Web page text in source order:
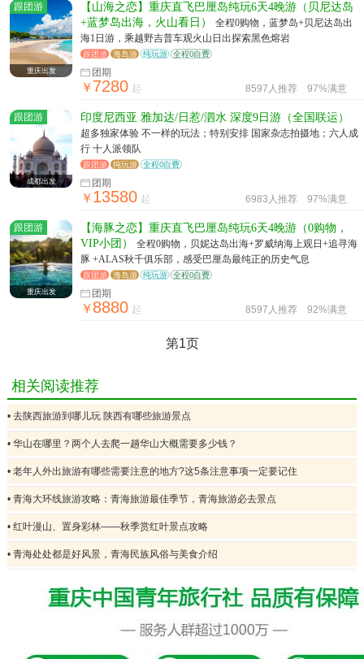
跟团游
重庆出发
【山海之恋】重庆直飞巴厘岛纯玩6天4晚游（贝尼达岛
+蓝梦岛出海，火山看日）
全程0购物，蓝梦岛+贝尼达岛出
海1日游，乘越野吉普车观火山日出探索黑色熔岩
跟团游 海岛游 纯玩游 全程0自费
团期
￥7280 起 8597人推荐 97%满意
跟团游
成都出发
印度尼西亚 雅加达/日惹/泗水 深度9日游（全国联运）
超多独家体验 不一样的玩法；特别安排 国家杂志拍摄地；六人成
行 十人派领队
跟团游 纯玩游 全程0自费
团期
￥13580 起 6983人推荐 97%满意
跟团游
重庆出发
【海豚之恋】重庆直飞巴厘岛纯玩6天4晚游（0购物，
VIP小团）
全程0购物，贝妮达岛出海+罗威纳海上观日+追寻海
豚 +ALAS秋千俱乐部，感受巴厘岛最纯正的历史气息
跟团游 海岛游 纯玩游 全程0自费
团期
￥8880 起 8597人推荐 92%满意
第1页
相关阅读推荐
• 去陕西旅游到哪儿玩 陕西有哪些旅游景点
• 华山在哪里？两个人去爬一趟华山大概需要多少钱？
• 老年人外出旅游有哪些需要注意的地方?这5条注意事项一定要记住
• 青海大环线旅游攻略：青海旅游最佳季节，青海旅游必去景点
• 红叶漫山、置身彩林——秋季赏红叶景点攻略
• 青海处处都是好风景，青海民族风俗与美食介绍